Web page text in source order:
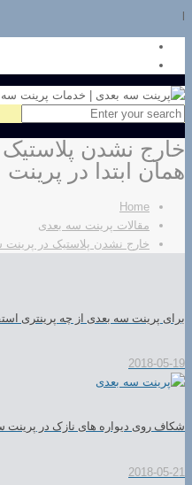
خارج نشدن
همان ابتدا در پرینت
Home
مقالات پرینت سه بعدی
خارج نشدن پلاستیک در پرینت
برای پرینت سه بعدی از چه پرینتری
2018-05-19
شکاف روی دیواره های نازک در پرینت
2018-05-21